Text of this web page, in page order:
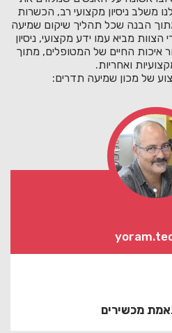
משלב ניסיון מקצועי רב, הכשרות
הבנה שכל תהליך שיקום שמיעה
מביא עמו ידע מקצועי, ניסיון
איכות החיים של המטופלים, מתוך
ואחריות.
של מכון שמיעה תדרים:
מכשירים